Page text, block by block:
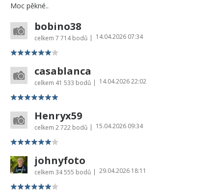
Moc pěkné..
bobino38
celkem 7 714 bodů | 14.04.2026 07:34
casablanca
celkem 41 533 bodů | 14.04.2026 22:02
Henryx59
celkem 2 722 bodů | 15.04.2026 09:34
johnyfoto
celkem 34 555 bodů | 29.04.2026 18:11